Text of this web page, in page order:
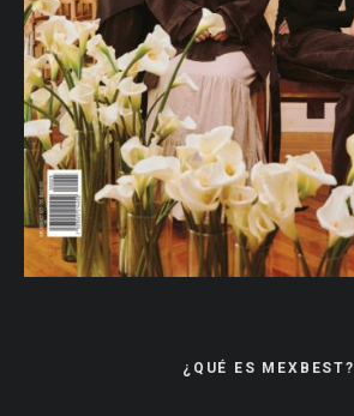
¿QUÉ ES MEXBEST?